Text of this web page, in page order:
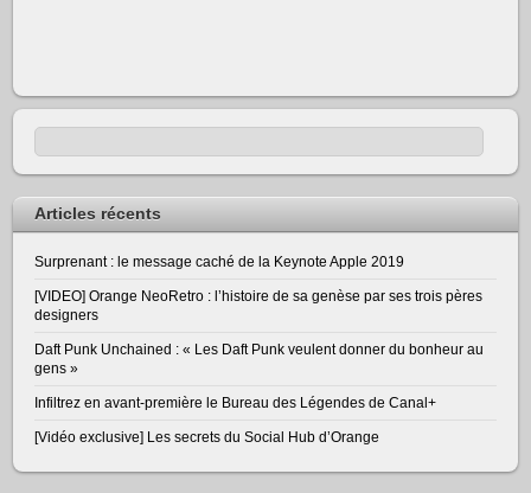
Articles récents
Surprenant : le message caché de la Keynote Apple 2019
[VIDEO] Orange NeoRetro : l’histoire de sa genèse par ses trois pères
designers
Daft Punk Unchained : « Les Daft Punk veulent donner du bonheur au
gens »
Infiltrez en avant-première le Bureau des Légendes de Canal+
[Vidéo exclusive] Les secrets du Social Hub d’Orange